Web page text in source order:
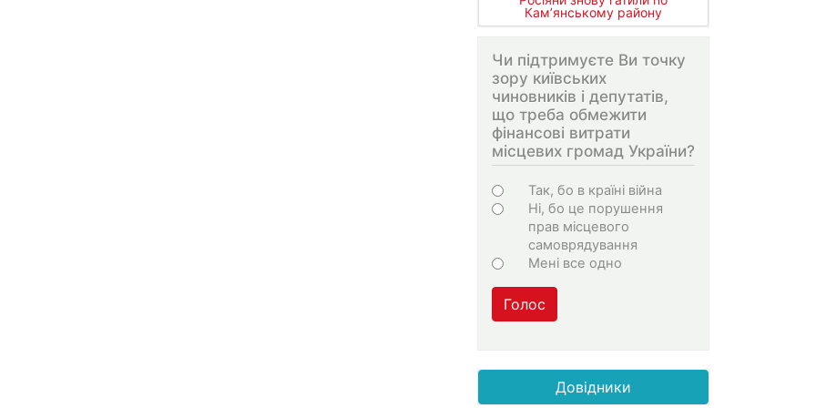
Кам’янському району
Чи підтримуєте Ви точку
зору київських
чиновників і депутатів,
що треба обмежити
фінансові витрати
місцевих громад України?
Варіанти
Так, бо в країні війна
Ні, бо це порушення
прав місцевого
самоврядування
Мені все одно
Голос
Довідники